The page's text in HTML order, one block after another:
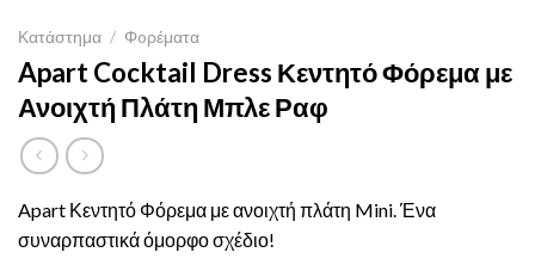
Κατάστημα / Φoρέματα
Apart Cocktail Dress Κεντητό Φόρεμα με
Ανοιχτή Πλάτη Μπλε Ραφ
Apart Κεντητό Φόρεμα με ανοιχτή πλάτη Mini. Ένα
συναρπαστικά όμορφο σχέδιο!